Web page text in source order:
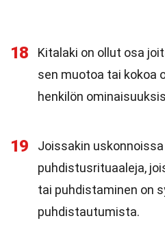
18
Kitalaki on ollut osa
sen muotoa tai kokoa
henkilön
19
Joissakin
puhdistusrituaaleja,
tai puhdistaminen on
puhdistautumista.